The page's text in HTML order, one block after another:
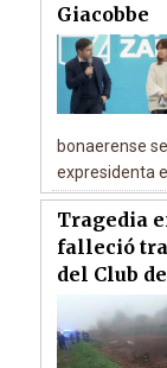
Giacobbe
bonaerense
expresidenta
Tragedia
falleció
del Club